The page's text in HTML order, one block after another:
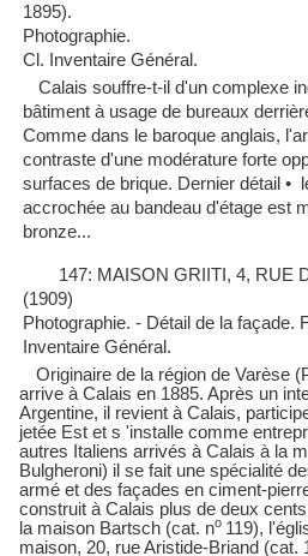
e
1895).
Photographie.
Cl. Inventaire Général.
Calais souffre-t-il d'un complexe
bâtiment à usage de bureaux
Comme dans le baroque anglais,
contraste d'une modératureforte
surfaces de brique. Dernier détail •
accrochée au bandeau d'étage est
bronze...
147: MAISON GRIITI, 4, RUE
(1909)
Photographie. - Détail de la façade.
Inventaire Général.
Originaire de la région de Varèse
arrive à Calais en 1885. Après un
Argentine, il revient à Calais,
jetée Est et s 'installe comme
autres Italiens arrivés à Calais à la
Bulgheroni) il se fait une spécialité
armé et des façades en ciment-
construit à Calais plus de deux
la maison Bartsch (cat. n 119),
maison, 20, rue Aristide-Briand (cat.